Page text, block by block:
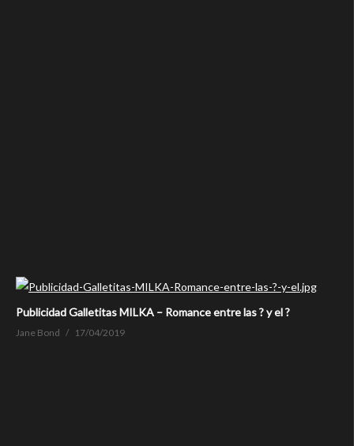
Publicidad Galletitas MILKA – Romance entre las ? y el ?
Jane Bond 17/04/2019